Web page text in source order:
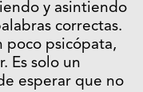
y asintiendo
correctas.
poco psicópata,
Es solo un
esperar que no